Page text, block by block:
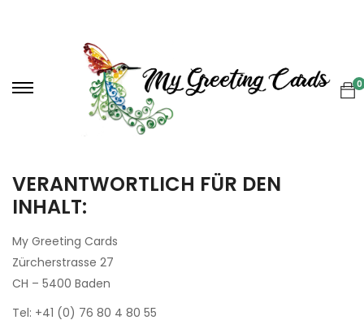
0
VERANTWORTLICH FÜR DEN
INHALT:
My Greeting Cards
Zürcherstrasse 27
CH – 5400 Baden
Tel: +41 (0) 76 80 4 80 55